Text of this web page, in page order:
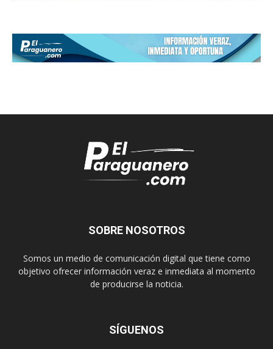
SOBRE NOSOTROS
Somos un medio de comunicación digital que tiene como
objetivo ofrecer información veraz e inmediata al momento
de producirse la noticia.
SÍGUENOS